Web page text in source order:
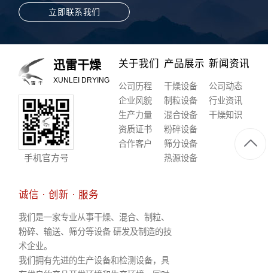
立即联系我们
迅雷干燥
XUNLEI DRYING
手机官方号
关于我们
公司历程
企业风貌
生产力量
资质证书
合作客户
产品展示
干燥设备
制粒设备
混合设备
粉碎设备
筛分设备
热源设备
新闻资讯
公司动态
行业资讯
干燥知识
诚信 · 创新 · 服务
我们是一家专业从事干燥、混合、制粒、
粉碎、输送、筛分等设备 研发及制造的技
术企业。
我们拥有先进的生产设备和检测设备，具